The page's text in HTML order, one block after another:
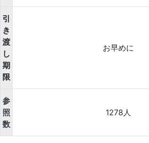
引
き
渡
し
期
限
お早めに
参
照
数
1278人